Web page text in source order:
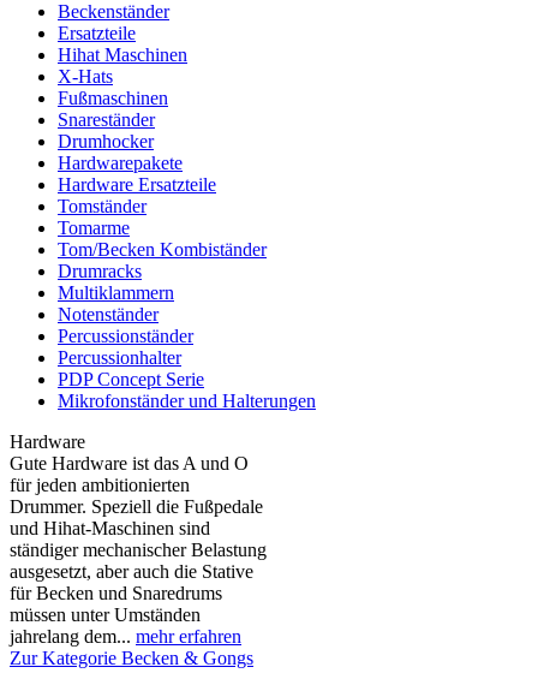
Beckenständer
Ersatzteile
Hihat Maschinen
X-Hats
Fußmaschinen
Snareständer
Drumhocker
Hardwarepakete
Hardware Ersatzteile
Tomständer
Tomarme
Tom/Becken Kombiständer
Drumracks
Multiklammern
Notenständer
Percussionständer
Percussionhalter
PDP Concept Serie
Mikrofonständer und Halterungen
Hardware
Gute Hardware ist das A und O
für jeden ambitionierten
Drummer. Speziell die Fußpedale
und Hihat-Maschinen sind
ständiger mechanischer Belastung
ausgesetzt, aber auch die Stative
für Becken und Snaredrums
müssen unter Umständen
jahrelang dem... mehr erfahren
Zur Kategorie Becken & Gongs